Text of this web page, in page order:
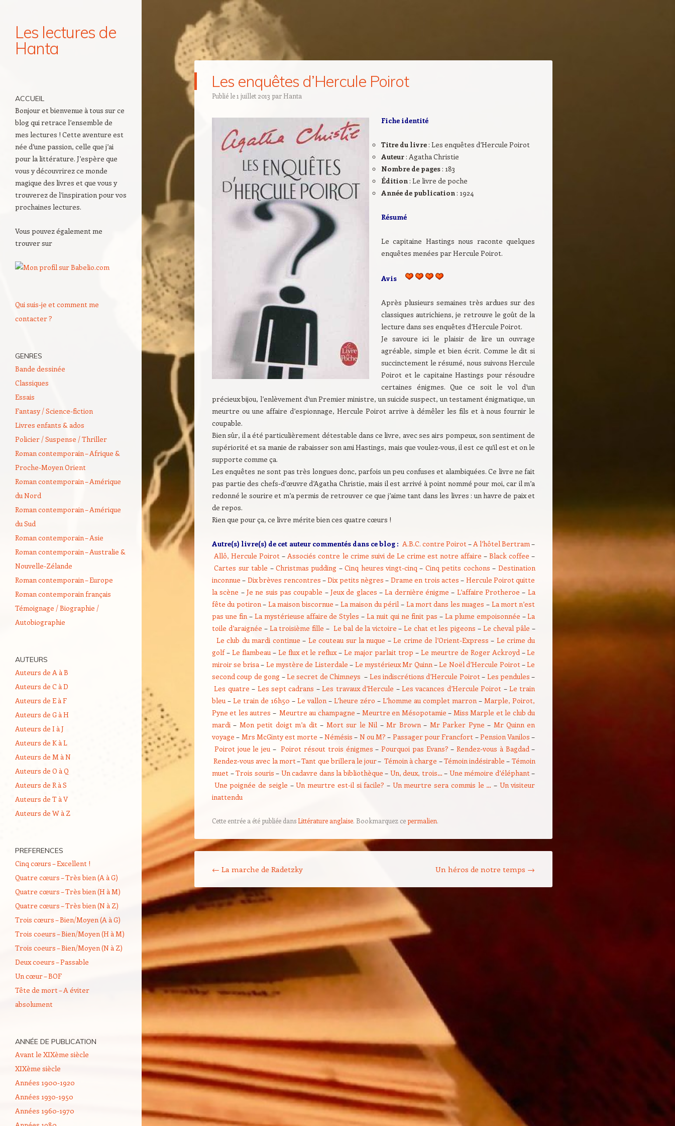
Les lectures de
Hanta
Les enquêtes d’Hercule Poirot
Publié le1 juillet 2013 par Hanta
Fiche identité
Titre du livre: Les enquêtes d’Hercule Poirot
Auteur: Agatha Christie
Nombre de pages: 183
Édition: Le livre de poche
Année de publication: 1924
Résumé
Le capitaine Hastings nous raconte quelques
enquêtes menées par Hercule Poirot.
Avis
Après plusieurs semaines très ardues sur des
classiques autrichiens, je retrouve le goût de la
lecture dans ses enquêtes d’Hercule Poirot.
Je savoure ici le plaisir de lire un ouvrage
agréable, simple et bien écrit. Comme le dit si
succinctement le résumé, nous suivons Hercule
Poirot et le capitaine Hastings pour résoudre
certaines énigmes. Que ce soit le vol d’un
précieux bijou, l’enlèvement d’un Premier ministre, un suicide suspect, un testament énigmatique, un
meurtre ou une affaire d’espionnage, Hercule Poirot arrive à démêler les fils et à nous fournir le
coupable.
Bien sûr, il a été particulièrement détestable dans ce livre, avec ses airs pompeux, son sentiment de
supériorité et sa manie de rabaisser son ami Hastings, mais que voulez-vous, il est ce qu’il est et on le
supporte comme ça.
Les enquêtes ne sont pas très longues donc, parfois un peu confuses et alambiquées. Ce livre ne fait
pas partie des chefs-d’œuvre d’Agatha Christie, mais il est arrivé à point nommé pour moi, car il m’a
redonné le sourire et m’a permis de retrouver ce que j’aime tant dans les livres : un havre de paix et
de repos.
Rien que pour ça, ce livre mérite bien ces quatre cœurs !
Autre(s) livre(s) de cet auteur commentés dans ce blog : A.B.C. contre Poirot–A l’hôtel Bertram–
Allô, Hercule Poirot –Associés contre le crime suivi de Le crime est notre affaire –Black coffee –
Cartes sur table –Christmas pudding –Cinq heures vingt-cinq – Cinq petits cochons – Destination
inconnue – Dix brèves rencontres –Dix petits nègres – Drame en trois actes – Hercule Poirot quitte
la scène – Je ne suis pas coupable – Jeux de glaces –La dernière énigme – L’affaire Protheroe – La
fête du potiron– La maison biscornue – La maison du péril – La mort dans les nuages – La mort n’est
pas une fin– La mystérieuse affaire de Styles –La nuit qui ne finit pas – La plume empoisonnée –La
toile d’araignée – La troisième fille – Le bal de la victoire – Le chat et les pigeons – Le cheval pâle –
Le club du mardi continue – Le couteau sur la nuque –Le crime de l’Orient-Express – Le crime du
golf– Le flambeau– Le flux et le reflux–Le major parlait trop – Le meurtre de Roger Ackroyd–Le
miroir se brisa– Le mystère de Listerdale – Le mystérieux Mr Quinn–Le Noël d’Hercule Poirot–Le
second coup de gong –Le secret de Chimneys – Les indiscrétions d’Hercule Poirot– Les pendules –
Les quatre– Les sept cadrans –Les travaux d’Hercule – Les vacances d’Hercule Poirot –Le train
bleu –Le train de 16h50 –Le vallon –L’heure zéro –L’homme au complet marron–Marple, Poirot,
Pyne et les autres – Meurtre au champagne – Meurtre en Mésopotamie – Miss Marple et le club du
mardi – Mon petit doigt m’a dit– Mort sur le Nil –Mr Brown– Mr Parker Pyne – Mr Quinn en
voyage – Mrs McGinty est morte –Némésis – N ou M? – Passager pour Francfort –Pension Vanilos –
Poirot joue le jeu –Poirot résout trois énigmes –Pourquoi pas Evans? –Rendez-vous à Bagdad–
Rendez-vous avec la mort–Tant que brillera le jour– Témoin à charge –Témoin indésirable – Témoin
muet –Trois souris – Un cadavre dans la bibliothèque – Un, deux, trois… – Une mémoire d’éléphant–
Une poignée de seigle –Un meurtre est-il si facile? – Un meurtre sera commis le … – Un visiteur
inattendu
Cette entrée a été publiée dansLittérature anglaise. Bookmarquez cepermalien.
← La marche de Radetzky Un héros de notre temps →
ACCUEIL
Bonjour et bienvenue à tous sur ce
blog qui retrace l’ensemble de
mes lectures ! Cette aventure est
née d’une passion, celle que j’ai
pour la littérature. J’espère que
vous y découvrirez ce monde
magique des livres et que vous y
trouverez de l’inspiration pour vos
prochaines lectures.
Vous pouvez également me
trouver sur
Qui suis-je et comment me
contacter ?
GENRES
Bande dessinée
Classiques
Essais
Fantasy / Science-fiction
Livres enfants & ados
Policier / Suspense / Thriller
Roman contemporain – Afrique &
Proche-Moyen Orient
Roman contemporain – Amérique
du Nord
Roman contemporain – Amérique
du Sud
Roman contemporain – Asie
Roman contemporain – Australie &
Nouvelle-Zélande
Roman contemporain – Europe
Roman contemporain français
Témoignage / Biographie /
Autobiographie
AUTEURS
Auteurs de A à B
Auteurs de C à D
Auteurs de E à F
Auteurs de G à H
Auteurs de I à J
Auteurs de K à L
Auteurs de M à N
Auteurs de O à Q
Auteurs de R à S
Auteurs de T à V
Auteurs de W à Z
PREFERENCES
Cinq cœurs – Excellent !
Quatre cœurs – Très bien (A à G)
Quatre cœurs – Très bien (H à M)
Quatre cœurs – Très bien (N à Z)
Trois cœurs – Bien/Moyen (A à G)
Trois coeurs – Bien/Moyen (H à M)
Trois coeurs – Bien/Moyen (N à Z)
Deux coeurs – Passable
Un cœur – BOF
Tête de mort – A éviter
absolument
ANNÉE DE PUBLICATION
Avant le XIXème siècle
XIXème siècle
Années 1900-1920
Années 1930-1950
Années 1960-1970